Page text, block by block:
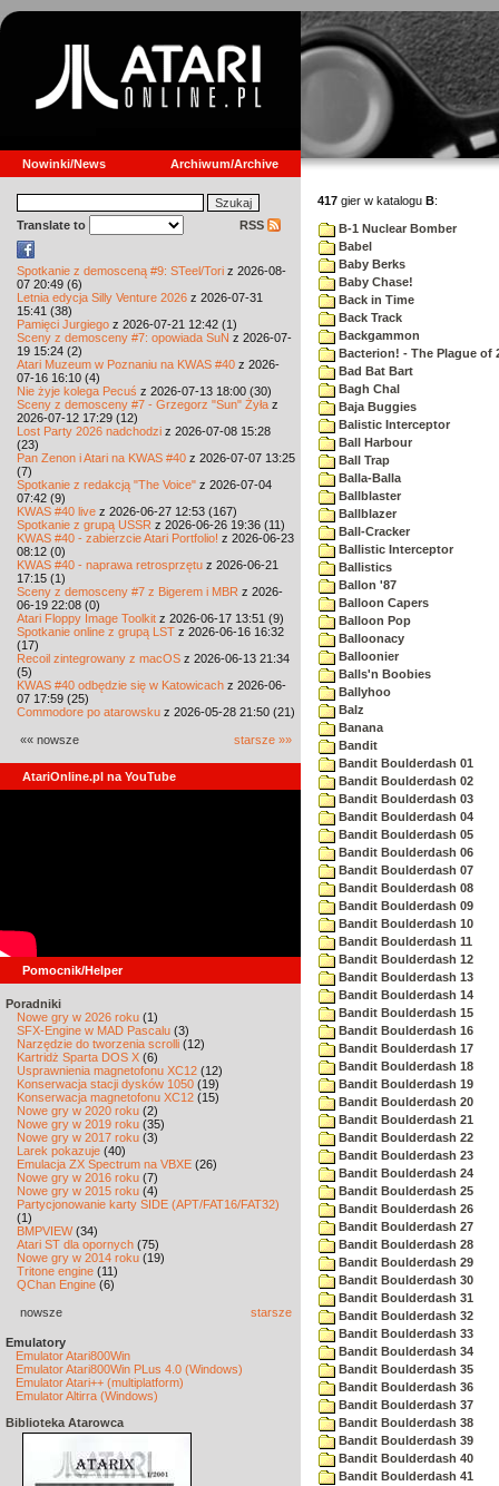
Nowinki/News Archiwum/Archive
Translate to RSS
Spotkanie z demosceną #9: STeel/Tori z 2026-08-
07 20:49 (6)
Letnia edycja Silly Venture 2026 z 2026-07-31
15:41 (38)
Pamięci Jurgiego z 2026-07-21 12:42 (1)
Sceny z demosceny #7: opowiada SuN z 2026-07-
19 15:24 (2)
Atari Muzeum w Poznaniu na KWAS #40 z 2026-
07-16 16:10 (4)
Nie żyje kolega Pecuś z 2026-07-13 18:00 (30)
Sceny z demosceny #7 - Grzegorz "Sun" Żyła z
2026-07-12 17:29 (12)
Lost Party 2026 nadchodzi z 2026-07-08 15:28
(23)
Pan Zenon i Atari na KWAS #40 z 2026-07-07 13:25
(7)
Spotkanie z redakcją "The Voice" z 2026-07-04
07:42 (9)
KWAS #40 live z 2026-06-27 12:53 (167)
Spotkanie z grupą USSR z 2026-06-26 19:36 (11)
KWAS #40 - zabierzcie Atari Portfolio! z 2026-06-23
08:12 (0)
KWAS #40 - naprawa retrosprzętu z 2026-06-21
17:15 (1)
Sceny z demosceny #7 z Bigerem i MBR z 2026-
06-19 22:08 (0)
Atari Floppy Image Toolkit z 2026-06-17 13:51 (9)
Spotkanie online z grupą LST z 2026-06-16 16:32
(17)
Recoil zintegrowany z macOS z 2026-06-13 21:34
(5)
KWAS #40 odbędzie się w Katowicach z 2026-06-
07 17:59 (25)
Commodore po atarowsku z 2026-05-28 21:50 (21)
«« nowsze starsze »»
AtariOnline.pl na YouTube
Pomocnik/Helper
Poradniki
Nowe gry w 2026 roku (1)
SFX-Engine w MAD Pascalu (3)
Narzędzie do tworzenia scrolli (12)
Kartridż Sparta DOS X (6)
Usprawnienia magnetofonu XC12 (12)
Konserwacja stacji dysków 1050 (19)
Konserwacja magnetofonu XC12 (15)
Nowe gry w 2020 roku (2)
Nowe gry w 2019 roku (35)
Nowe gry w 2017 roku (3)
Larek pokazuje (40)
Emulacja ZX Spectrum na VBXE (26)
Nowe gry w 2016 roku (7)
Nowe gry w 2015 roku (4)
Partycjonowanie karty SIDE (APT/FAT16/FAT32)
(1)
BMPVIEW(34)
Atari ST dla opornych (75)
Nowe gry w 2014 roku (19)
Tritone engine (11)
QChan Engine (6)
nowsze starsze
Emulatory
Emulator Atari800Win
Emulator Atari800Win PLus 4.0 (Windows)
Emulator Atari++ (multiplatform)
Emulator Altirra (Windows)
Biblioteka Atarowca
417 gier w katalogu B:
B-1 Nuclear Bomber
Babel
Baby Berks
Baby Chase!
Back in Time
Back Track
Backgammon
Bacterion! - The Plague of
Bad Bat Bart
Bagh Chal
Baja Buggies
Balistic Interceptor
Ball Harbour
Ball Trap
Balla-Balla
Ballblaster
Ballblazer
Ball-Cracker
Ballistic Interceptor
Ballistics
Ballon '87
Balloon Capers
Balloon Pop
Balloonacy
Balloonier
Balls'n Boobies
Ballyhoo
Balz
Banana
Bandit
Bandit Boulderdash 01
Bandit Boulderdash 02
Bandit Boulderdash 03
Bandit Boulderdash 04
Bandit Boulderdash 05
Bandit Boulderdash 06
Bandit Boulderdash 07
Bandit Boulderdash 08
Bandit Boulderdash 09
Bandit Boulderdash 10
Bandit Boulderdash 11
Bandit Boulderdash 12
Bandit Boulderdash 13
Bandit Boulderdash 14
Bandit Boulderdash 15
Bandit Boulderdash 16
Bandit Boulderdash 17
Bandit Boulderdash 18
Bandit Boulderdash 19
Bandit Boulderdash 20
Bandit Boulderdash 21
Bandit Boulderdash 22
Bandit Boulderdash 23
Bandit Boulderdash 24
Bandit Boulderdash 25
Bandit Boulderdash 26
Bandit Boulderdash 27
Bandit Boulderdash 28
Bandit Boulderdash 29
Bandit Boulderdash 30
Bandit Boulderdash 31
Bandit Boulderdash 32
Bandit Boulderdash 33
Bandit Boulderdash 34
Bandit Boulderdash 35
Bandit Boulderdash 36
Bandit Boulderdash 37
Bandit Boulderdash 38
Bandit Boulderdash 39
Bandit Boulderdash 40
Bandit Boulderdash 41